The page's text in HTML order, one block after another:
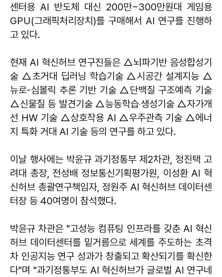
센터용 AI 반도체 대신 200만~300만원대 게임용
GPU(그래픽처리장치)를 구매해서 AI 연구를 진행하
고 있다.
현재 AI 혁신허브 연구진들은 △뇌파기반 음성합성기
술 △초거대 딥러닝 학습기술 △시공간 설계지능 △
뉴로-심볼릭 추론 기반 기술 △단백질 구조예측 기술
△신물질 등 발견기술 △능동학습‧생성기술 △자가개
선 HW 기술 △상호작용 AI △우주관측 기술 △에너
지 특화 거대 AI 기술 등의 연구를 하고 있다.
이날 행사에는 박윤규 과기정통부 제2차관, 정진택 고
려대 총장, 전성배 정보통신기획평가원, 이성환 AI 혁
신허브 총괄연구책임자, 정원주 AI 혁신허브 데이터센
터장 등 40여명이 참석했다.
박윤규 차관은 "고성능 컴퓨팅 인프라를 갖춘 AI 혁신
허브 데이터센터를 밑거름으로 세계를 주도하는 초격
차 인공지능 연구 성과가 창출되고 확산되기를 확신한
다"며 "과기정통부도 AI 혁신허브가 글로벌 AI 연구네